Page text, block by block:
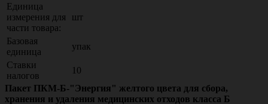
Единица
измерения для
части товара:
шт
Базовая
единица
упак
Ставки
налогов
10
Пакет ПКМ-Б-"Энергия" желтого цвета для сбора,
хранения и удаления медицинских отходов класса Б